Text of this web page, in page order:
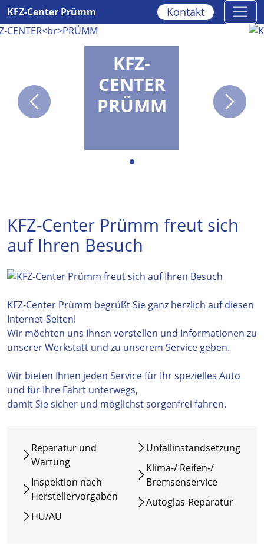
KFZ-Center Prümm Kontakt
KFZ-
CENTER
PRÜMM
KFZ-Center Prümm freut sich
auf Ihren Besuch
KFZ-Center Prümm begrüßt Sie ganz herzlich auf diesen
Internet-Seiten!
Wir möchten uns Ihnen vorstellen und Informationen zu
unserer Werkstatt und zu unserem Service geben.
Wir bieten Ihnen jeden Service für Ihr spezielles Auto
und für Ihre Fahrt unterwegs,
damit Sie sicher und möglichst sorgenfrei fahren.
Reparatur und
Wartung
Inspektion nach
Herstellervorgaben
HU/AU
Unfallinstandsetzung
Klima-/ Reifen-/
Bremsenservice
Autoglas-Reparatur